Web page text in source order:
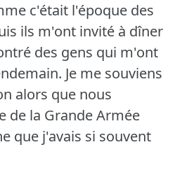
c'était l'époque des
ils m'ont invité à dîner
des gens qui m'ont
Je me souviens
alors que nous
de la Grande Armée
que j'avais si souvent